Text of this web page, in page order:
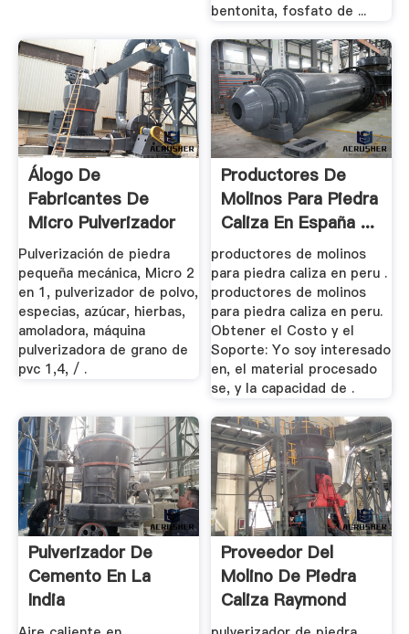
bentonita, fosfato de ...
Álogo De
Fabricantes De
Micro Pulverizador
Molino De ...
Pulverización de piedra
pequeña mecánica, Micro 2
en 1, pulverizador de polvo,
especias, azúcar, hierbas,
amoladora, máquina
pulverizadora de grano de
pvc 1,4, / .
Productores De
Molinos Para Piedra
Caliza En España ...
productores de molinos
para piedra caliza en peru .
productores de molinos
para piedra caliza en peru.
Obtener el Costo y el
Soporte: Yo soy interesado
en, el material procesado
se, y la capacidad de .
Pulverizador De
Cemento En La
India
Proveedor Del
Molino De Piedra
Caliza Raymond